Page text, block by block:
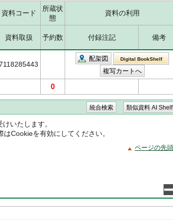
資料コード
所蔵状
態
資料の利用
資料取扱 予約数 付録注記 備考
配架図 Digital BookShelf
0
いたします。
Cookieを有効にしてください。
ページの先